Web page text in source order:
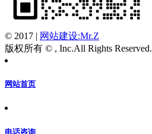
© 2017 | 网站建设:Mr.Z
版权所有 © , Inc.All Rights Reserved.
网站首页
电话咨询